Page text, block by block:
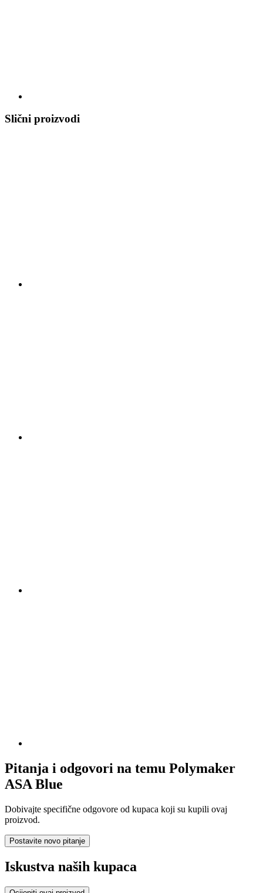
Slični proizvodi
Pitanja i odgovori na temu Polymaker
ASA Blue
Dobivajte specifične odgovore od kupaca koji su kupili ovaj
proizvod.
Postavite novo pitanje
Iskustva naših kupaca